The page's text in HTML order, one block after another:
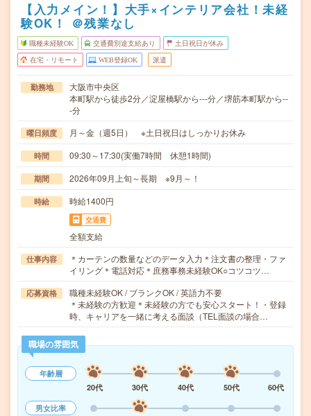
【入力メイン！】大手×インテリア会社！未経
験OK！ ＠残業なし
職種未経験OK 交通費別途支給あり 土日祝日が休み
在宅・リモート WEB登録OK 派遣
勤務地
大阪市中央区
本町駅から徒歩2分／淀屋橋駅から---分／堺筋本町駅から--
-分
曜日頻度 月～金（週5日） ※土日祝日はしっかりお休み
時間 09:30～17:30(実働7時間 休憩1時間)
期間 2026年09月上旬～長期 ※9月～！
時給 時給1400円
交通費
全額支給
仕事内容
＊カーテンの数量などのデータ入力＊注文書の整理・ファ
イリング＊電話対応＊庶務事務未経験OK○コツコツ…
応募資格
職種未経験OK / ブランクOK / 英語力不要
＊未経験の方歓迎＊未経験の方でも安心スタート！・登録
時、キャリアを一緒に考える面談（TEL面談の場合…
職場の雰囲気
年齢層
20代
30代 40代 50代
60代
男女比率